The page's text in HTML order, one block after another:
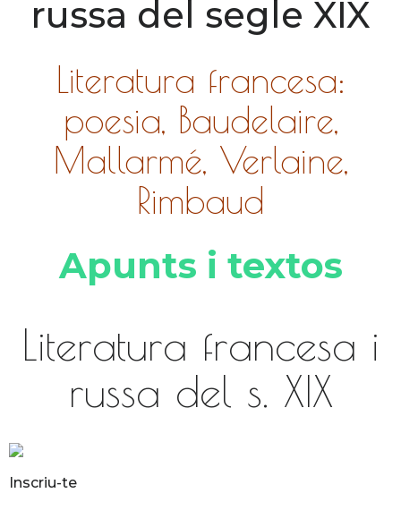
russa del segle XIX
Literatura francesa:
poesia, Baudelaire,
Mallarmé, Verlaine,
Rimbaud
Apunts i textos
Literatura francesa i
russa del s. XIX
Inscriu-te